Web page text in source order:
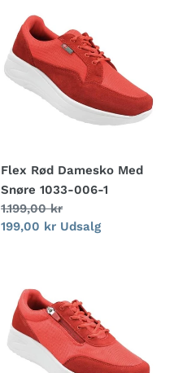
Rød
Damesko
Med
Snøre
Flex Rød Damesko Med
Snøre 1033-006-1
Normalpris
1.199,00 kr
Udsalgspris
199,00 kr Udsalg
Rød
Damesko
Med
Lynlås